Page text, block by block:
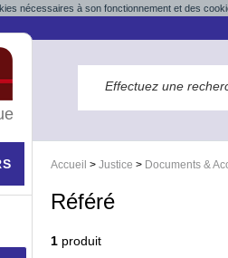
nécessaires à son fonctionnement et des
Accueil > Justice > Documents &
Référé
1 produit